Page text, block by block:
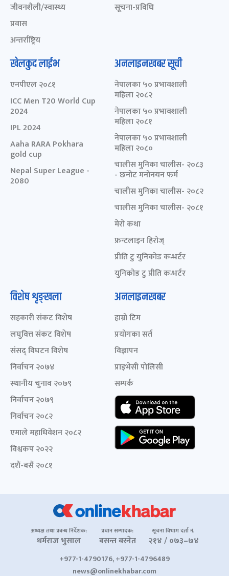
जीवनशैली/स्वास्थ्य
प्रवास
अन्तर्राष्ट्रिय
सूचना-प्रविधि
खेलकुद लाईभ
एनपीएल २०८१
ICC Men T20 World Cup
2024
IPL 2024
Aaha RARA Pokhara
gold cup
Nepal Super League -
2080
अनलाइनखबर सूची
नेपालका ५० प्रभावशाली
महिला २०८२
नेपालका ५० प्रभावशाली
महिला २०८१
नेपालका ५० प्रभावशाली
महिला २०८०
चालीस मुनिका चालीस- २०८३
- छनोट मनोनयन फर्म
चालीस मुनिका चालीस- २०८२
चालीस मुनिका चालीस- २०८१
मेरो कथा
फ्रन्टलाइन हिरोज्
प्रीति टु युनिकोड कन्भर्टर
युनिकोड टु प्रीति कन्भर्टर
विशेष शृङ्खला
सहकारी संकट विशेष
लघुवित्त संकट विशेष
संसद् विघटन विशेष
निर्वाचन २०७४
स्थानीय चुनाव २०७९
निर्वाचन २०७९
निर्वाचन २०८२
एमाले महाधिवेशन २०८२
विश्वकप २०२२
दशैं-बसैं २०८१
अनलाइनखबर
हाम्रो टिम
प्रयोगका सर्त
विज्ञापन
प्राइभेसी पोलिसी
सम्पर्क
अध्यक्ष तथा प्रबन्ध निर्देशक:
धर्मराज भुसाल
प्रधान सम्पादक:
बसन्त बस्नेत
सूचना विभाग दर्ता नं.
२१४ / ०७३–७४
+977-1-4790176, +977-1-4796489
news@onlinekhabar.com